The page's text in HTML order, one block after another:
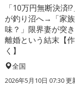
「10万円無断決済
が釣り沼へ→「家
味？」限界妻が突
離婚という結末【
く】
全国
2026年5月10日 07:30 更